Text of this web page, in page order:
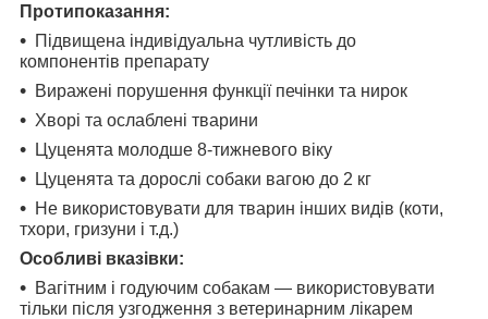
Протипоказання:
Підвищена індивідуальна чутливість до
компонентів препарату
Виражені порушення функції печінки та нирок
Хворі та ослаблені тварини
Цуценята молодше 8-тижневого віку
Цуценята та дорослі собаки вагою до 2 кг
Не використовувати для тварин інших видів (коти,
тхори, гризуни і т.д.)
Особливі вказівки:
Вагітним і годуючим собакам — використовувати
тільки після узгодження з ветеринарним лікарем